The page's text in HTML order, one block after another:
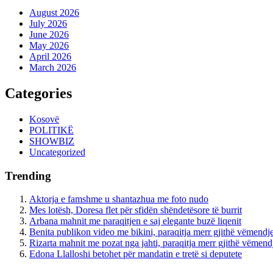
August 2026
July 2026
June 2026
May 2026
April 2026
March 2026
Categories
Kosovë
POLITIKË
SHOWBIZ
Uncategorized
Trending
Aktorja e famshme u shantazhua me foto nudo
Mes lotësh, Doresa flet për sfidën shëndetësore të burrit
Arbana mahnit me paraqitjen e saj elegante buzë liqenit
Benita publikon video me bikini, paraqitja merr gjithë
Rizarta mahnit me pozat nga jahti, paraqitja merr gjithë
Edona Llalloshi betohet për mandatin e tretë si deputete